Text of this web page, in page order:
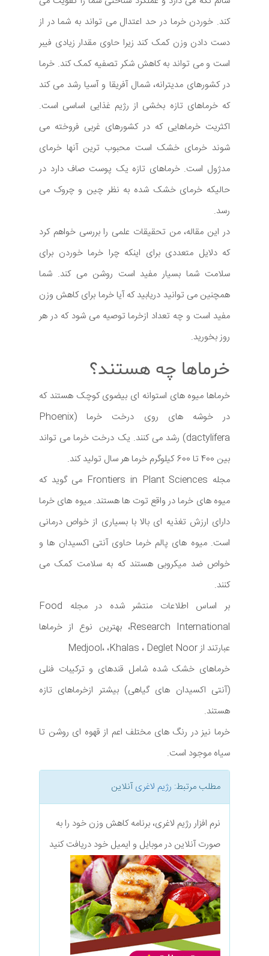
کند. خوردن خرما در حد اعتدال می تواند به شما در از
دست دادن وزن کمک کند زیرا حاوی مقدار زیادی فیبر
است و می تواند به کاهش شکر تصفیه کمک کند. خرما
در کشورهای مدیترانه، شمال آفریقا و آسیا رشد می کند
که خرماهای تازه بخشی از رژیم غذایی اساسی است.
اکثریت خرماهایی که در کشورهای غربی فروخته می
شوند خرمای خشک است محبوب ترین آنها خرمای
مدژول است. خرماهای تازه یک پوست صاف دارد در
حالیکه خرمای خشک شده به نظر چین و چروک می
رسد.
در این مقاله، من تحقیقات علمی را بررسی خواهم کرد
که دلایل متعددی برای اینکه چرا خرما خوردن برای
سلامت شما بسیار مفید است روشن می کند. شما
همچنین می توانید دریابید که آیا خرما برای کاهش وزن
مفید است و چه تعداد ازخرما توصیه می شود که در هر
روز بخورید.
خرماها چه هستند؟
خرماها میوه های استوانه ای بیضوی کوچک هستند که
در خوشه های روی درخت خرما (Phoenix
dactylifera) رشد می کنند. یک درخت خرما می تواند
بین 400 تا 600 کیلوگرم خرما هر سال تولید کند.
مجله Frontiers in Plant Sciences می گوید که
میوه های خرما در واقع توت ها هستند. میوه های خرما
دارای ارزش تغذیه ای بالا با بسیاری از خواص درمانی
است. میوه های پالم خرما حاوی آنتی اکسیدان ها و
خواص ضد میکروبی هستند که به سلامت کمک می
کنند.
بر اساس اطلاعات منتشر شده در مجله Food
Research International، بهترین نوع از خرماها
عبارتند از Medjool، ،Khalas ، Deglet Noor
خرماهای خشک شده شامل قندهای و ترکیبات فنلی
(آنتی اکسیدان های گیاهی) بیشتر ازخرماهای تازه
هستند.
خرما نیز در رنگ های مختلف اعم از قهوه ای روشن تا
سیاه موجود است.
مطلب مرتبط: رژیم لاغریآنلاین
نرم افزار رژیم لاغری، برنامه کاهش وزن خود را به
صورت آنلاین در موبایل و ایمیل خود دریافت کنید